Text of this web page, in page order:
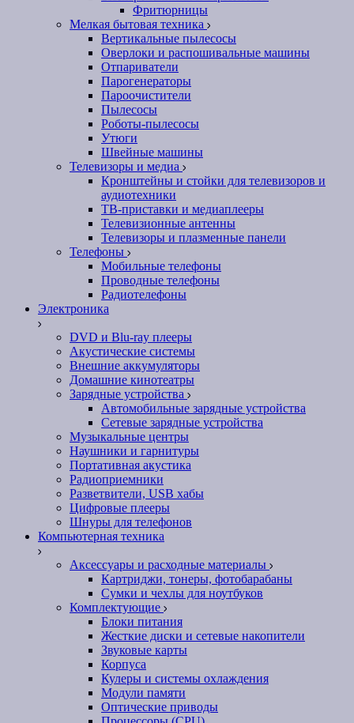
Фритюрницы
Мелкая бытовая техника
Вертикальные пылесосы
Оверлоки и распошивальные машины
Отпариватели
Парогенераторы
Пароочистители
Пылесосы
Роботы-пылесосы
Утюги
Швейные машины
Телевизоры и медиа
Кронштейны и стойки для телевизоров и
аудиотехники
ТВ-приставки и медиаплееры
Телевизионные антенны
Телевизоры и плазменные панели
Телефоны
Мобильные телефоны
Проводные телефоны
Радиотелефоны
Электроника
DVD и Blu-ray плееры
Акустические системы
Внешние аккумуляторы
Домашние кинотеатры
Зарядные устройства
Автомобильные зарядные устройства
Сетевые зарядные устройства
Музыкальные центры
Наушники и гарнитуры
Портативная акустика
Радиоприемники
Разветвители, USB хабы
Цифровые плееры
Шнуры для телефонов
Компьютерная техника
Аксессуары и расходные материалы
Картриджи, тонеры, фотобарабаны
Сумки и чехлы для ноутбуков
Комплектующие
Блоки питания
Жесткие диски и сетевые накопители
Звуковые карты
Корпуса
Кулеры и системы охлаждения
Модули памяти
Оптические приводы